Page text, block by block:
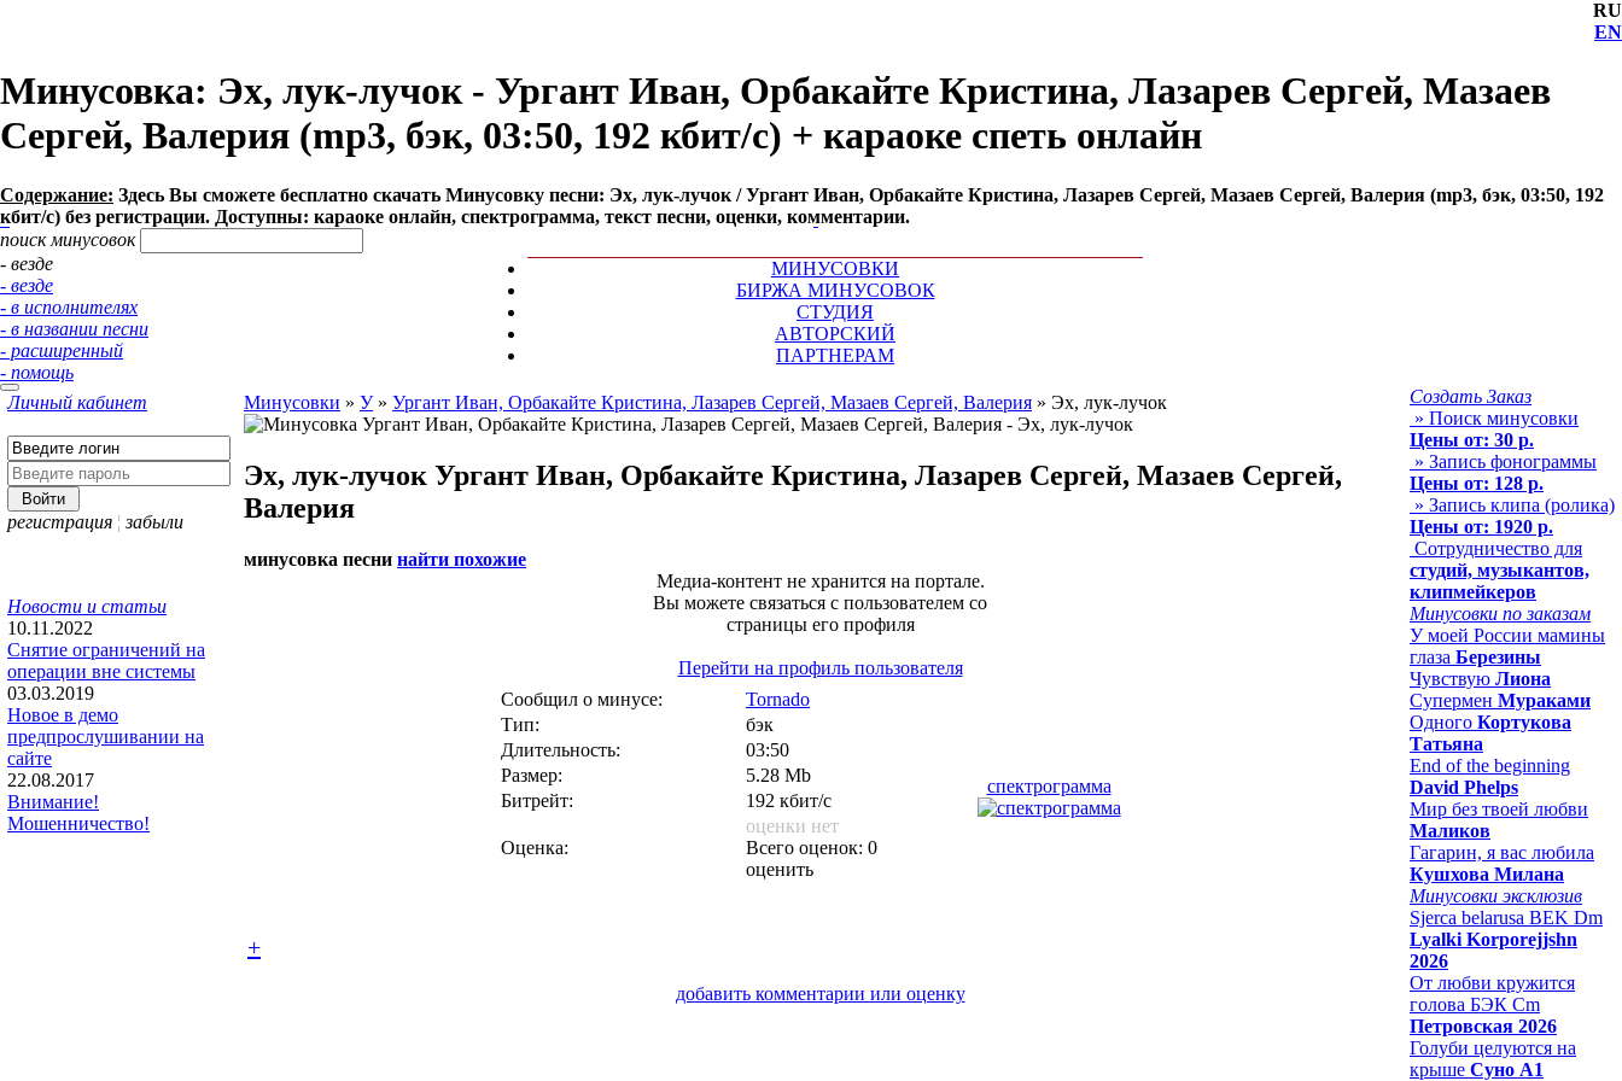
RU
EN
Минусовка: Эх, лук-лучок - Ургант Иван, Орбакайте Кристина, Лазарев Сергей, Мазаев
Сергей, Валерия (mp3, бэк, 03:50, 192 кбит/с) + караоке спеть онлайн
Содержание: Здесь Вы сможете бесплатно cкачать Минусовку песни: Эх, лук-лучок / Ургант Иван, Орбакайте Кристина, Лазарев Сергей, Мазаев Сергей, Валерия (mp3, бэк, 03:50, 192
кбит/с) без регистрации. Доступны: караоке онлайн, спектрограмма, текст песни, оценки, комментарии.
поиск минусовок
- везде
- везде
- в исполнителях
- в названии песни
- расширенный
- помощь
МИНУСОВКИ
БИРЖА МИНУСОВОК
СТУДИЯ
АВТОРСКИЙ
ПАРТНЕРАМ
Личный кабинет
регистрация ¦ забыли
Новости и статьи
10.11.2022
Снятие ограничений на
операции вне системы
03.03.2019
Новое в демо
предпрослушивании на
сайте
22.08.2017
Внимание!
Мошенничество!
Минусовки » У» Ургант Иван, Орбакайте Кристина, Лазарев Сергей, Мазаев Сергей, Валерия » Эх, лук-лучок
Эх, лук-лучок Ургант Иван, Орбакайте Кристина, Лазарев Сергей, Мазаев Сергей,
Валерия
минусовка песни найти похожие
Медиа-контент не хранится на портале.
Вы можете связаться с пользователем со
страницы его профиля
Перейти на профиль пользователя
Сообщил о минусе:
Tornado
Тип:
бэк
спектрограмма
Длительность:
03:50
Размер:
5.28 Mb
Битрейт:
192 кбит/с
Оценка:
оценки нет
Всего оценок: 0
оценить
+
добавить комментарии или оценку
Создать Заказ
» Поиск минусовки
Цены от: 30 р.
» Запись фонограммы
Цены от: 128 р.
» Запись клипа (ролика)
Цены от: 1920 р.
Сотрудничество для
студий, музыкантов,
клипмейкеров
Минусовки по заказам
У моей России мамины
глаза Березины
Чувствую Лиона
Супермен Мураками
Одного Кортукова
Татьяна
End of the beginning
David Phelps
Мир без твоей любви
Маликов
Гагарин, я вас любила
Кушхова Милана
Минусовки эксклюзив
Sjerca belarusa BEK Dm
Lyalki Korporejjshn
2026
От любви кружится
голова БЭК Cm
Петровская 2026
Голуби целуются на
крыше Суно А1